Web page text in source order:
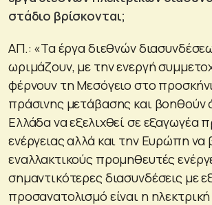
στάδιο βρίσκονται;
ΑΠ.: «Τα έργα διεθνών
ωριμάζουν, με την ενεργή
φέρνουν τη Μεσόγειο στο
πράσινης μετάβασης και βοηθούν
Ελλάδα να εξελιχθεί σε εξαγωγέα
ενέργειας αλλά και την Ευρώπη να
εναλλακτικούς προμηθευτές
σημαντικότερες διασυνδέσεις με
προσανατολισμό είναι η